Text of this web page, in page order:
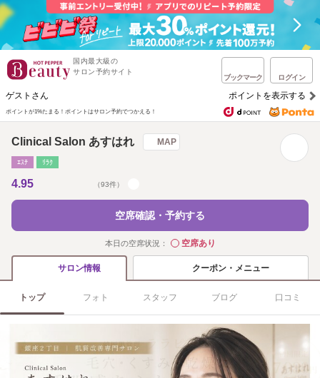
国内最大級の
サロン予約サイト
ブックマーク ログイン
ゲストさん ポイントを表示する
ポイントが1%たまる！ ポイントはサロン予約でつかえる！
Clinical Salon あすはれ MAP
ｴｽﾃ ﾘﾗｸ
4.95 （93件）
空席確認・予約する
本日の空席状況： ◯空席あり
サロン情報 クーポン・メニュー
トップ フォト スタッフ ブログ 口コミ